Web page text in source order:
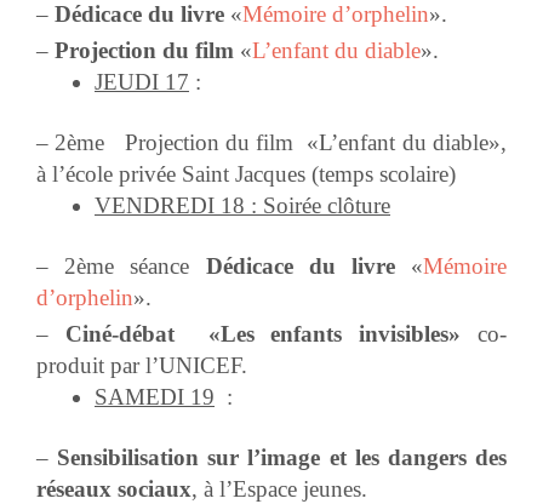
– Dédicace du livre «Mémoire d’orphelin».
– Projection du film «L’enfant du diable».
JEUDI 17 :
– 2ème Projection du film «L’enfant du diable»,
à l’école privée Saint Jacques (temps scolaire)
VENDREDI 18 : Soirée clôture
– 2ème séance Dédicace du livre«Mémoire
d’orphelin».
– Ciné-débat «Les enfants invisibles» co-
produit par l’UNICEF.
SAMEDI 19 :
– Sensibilisation sur l’image et les dangers des
réseaux sociaux, à l’Espace jeunes.